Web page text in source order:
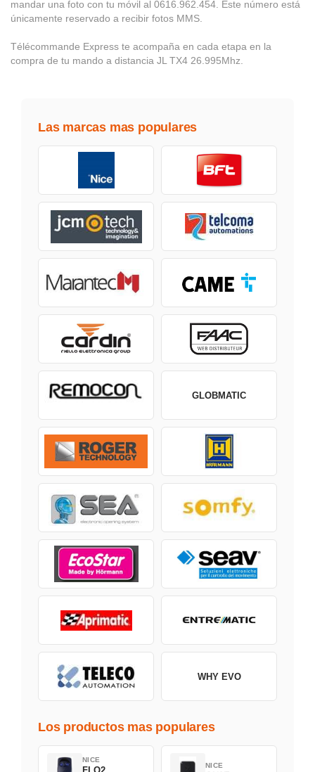
mandar una foto con tu móvil al 0616.962.454. Este número está
únicamente reservado a recibir fotos MMS.
Télécommande Express te acompaña en cada etapa en la
compra de tu mando a distancia JL TX4 26.995Mhz.
Las marcas mas populares
GLOBMATIC
WHY EVO
Los productos mas populares
NICE
NICE